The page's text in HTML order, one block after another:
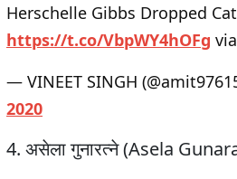
Herschelle Gibbs Dropped
https://t.co/VbpWY4hOFg via
— VINEET SINGH
2020
4. असेला गुनारत्ने (Asela